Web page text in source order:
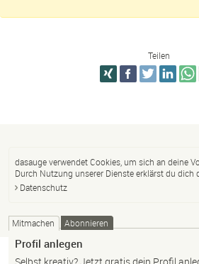
Teilen
dasauge verwendet Cookies, um sich an deine
Durch Nutzung unserer Dienste erklärst du dich
Datenschutz
Mitmachen Abonnieren
Profil anlegen